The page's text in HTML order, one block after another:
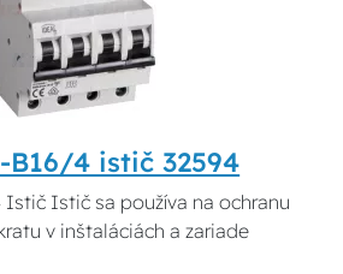
B16/4 istič 32594
Istič sa používa na ochranu
v inštaláciách a zariade